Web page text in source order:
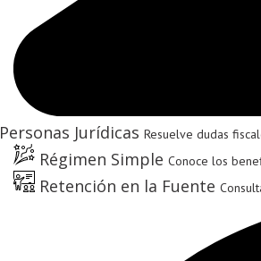
Personas Jurídicas Resuelve dudas
Régimen Simple Conoce los
Retención en la Fuente